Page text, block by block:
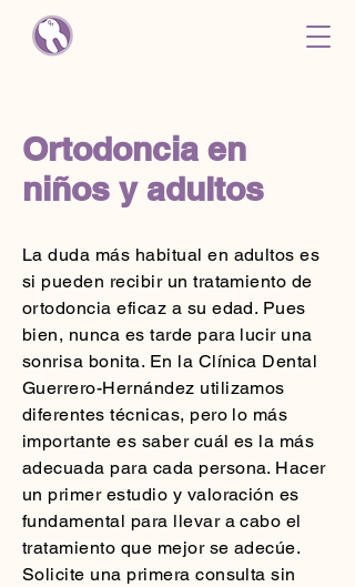
Ortodoncia en
niños y adultos
La duda más habitual en adultos es
si pueden recibir un tratamiento de
ortodoncia eficaz a su edad. Pues
bien, nunca es tarde para lucir una
sonrisa bonita. En la Clínica Dental
Guerrero-Hernández utilizamos
diferentes técnicas, pero lo más
importante es saber cuál es la más
adecuada para cada persona. Hacer
un primer estudio y valoración es
fundamental para llevar a cabo el
tratamiento que mejor se adecúe.
Solicite una primera consulta sin